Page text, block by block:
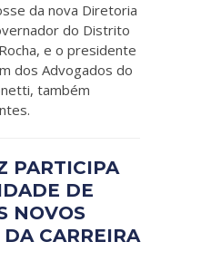
da nova Diretoria
do Distrito
e o presidente
dos Advogados do
também
PARTICIPA
DE
NOVOS
CARREIRA